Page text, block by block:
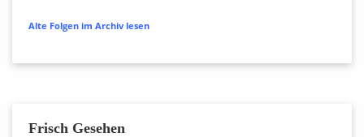
Alte Folgen im Archiv lesen
Frisch Gesehen